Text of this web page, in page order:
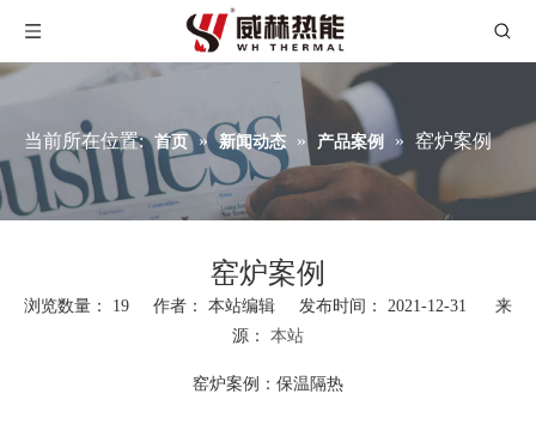
当前所在位置: 首页 » 新闻动态 » 产品案例 » 窑炉案例
窑炉案例
浏览数量： 19 作者： 本站编辑 发布时间： 2021-12-31 来
源： 本站
["wechat","weibo","qzone","douban","email"]
窑炉案例：保温隔热